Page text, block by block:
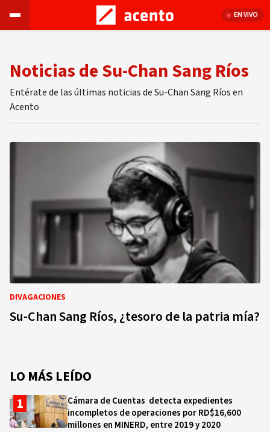
EN VIVO
Noticias de Su-Chan Sang Ríos
Entérate de las últimas noticias de Su-Chan Sang Ríos en
Acento
DIVAGACIONES
Su-Chan Sang Ríos, ¿tesoro de la patria mía?
LO MÁS LEÍDO
Cámara de Cuentas detecta expedientes
incompletos de operaciones por RD$16,600
millones en MINERD, entre 2019 y 2020